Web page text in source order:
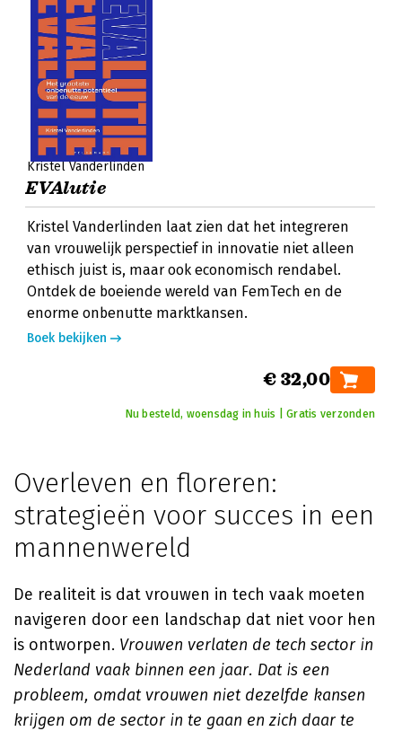
Kristel Vanderlinden
EVAlutie
Kristel Vanderlinden laat zien dat het integreren
van vrouwelijk perspectief in innovatie niet alleen
ethisch juist is, maar ook economisch rendabel.
Ontdek de boeiende wereld van FemTech en de
enorme onbenutte marktkansen.
Boek bekijken
€ 32,00
Nu besteld, woensdag in huis | Gratis verzonden
Overleven en floreren:
strategieën voor succes in een
mannenwereld
De realiteit is dat vrouwen in tech vaak moeten
navigeren door een landschap dat niet voor hen
is ontworpen. Vrouwen verlaten de tech sector in
Nederland vaak binnen een jaar. Dat is een
probleem, omdat vrouwen niet dezelfde kansen
krijgen om de sector in te gaan en zich daar te